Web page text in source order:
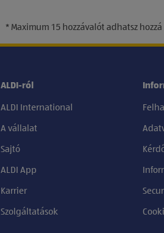
* Maximum 15 hozzávalót adhatsz
ALDI-ról
ALDI International
A vállalat
Sajtó
ALDI App
Karrier
Szolgáltatások